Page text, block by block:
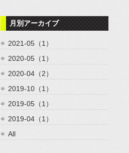
月別アーカイブ
2021-05（1）
2020-05（1）
2020-04（2）
2019-10（1）
2019-05（1）
2019-04（1）
All